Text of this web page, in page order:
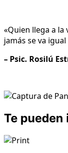
«Quien llega a la
jamás se va
– Psic. Rosilú
Te pueden